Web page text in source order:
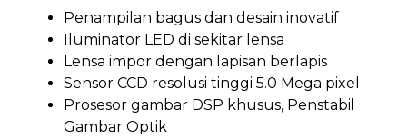
Penampilan bagus dan desain inovatif
Iluminator LED di sekitar lensa
Lensa impor dengan lapisan berlapis
Sensor CCD resolusi tinggi 5.0 Mega pixel
Prosesor gambar DSP khusus, Penstabil
Gambar Optik